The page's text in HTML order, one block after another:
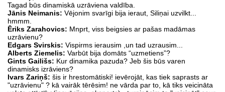
Tagad būs dinamiskā uzrāviena valdība.
Jānis Neimanis: Vējonim svarīgi bija ieraut, Siliņai uzvilkt...
hmmm.
Ēriks Zarahovics: Mnprt, viss beigsies ar pašas madāmas
uzrāvienu?
Edgars Svirskis: Vispirms ierausim ,un tad uzrausim...
Alberts Ziemelis: Varbūt bija domāts “uzmetiens”?
Gints Gailišs: Kur dinamika pazuda? Jeb šis būs varen
dinamisks izrāviens?
Ivars Zariņš: šis ir hrestomātiski! ievērojāt, kas tiek saprasts ar
"uzrāvienu" ? kā vairāk tērēsim! ne vārda par to, kā tiks veicināta